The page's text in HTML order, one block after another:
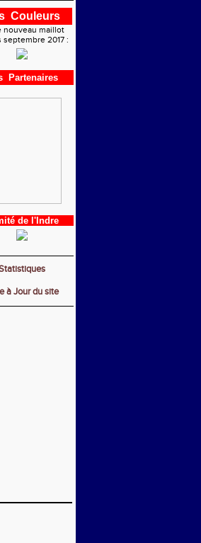
Couleurs
nouveau maillot
septembre 2017 :
Partenaires
de l'Indre
à Jour du site